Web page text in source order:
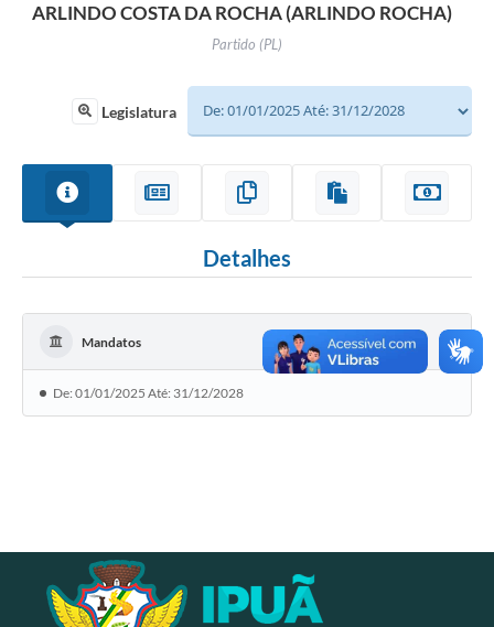
ARLINDO COSTA DA ROCHA (ARLINDO ROCHA)
Partido (PL)
Legislatura
Detalhes
Mandatos
De: 01/01/2025 Até: 31/12/2028